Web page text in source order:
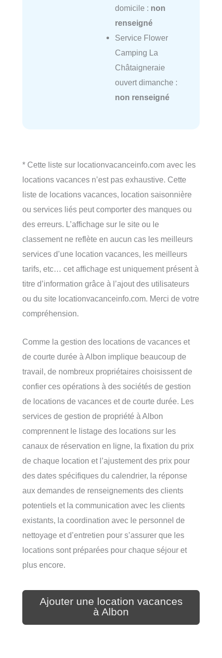
domicile : non
renseigné
Service Flower
Camping La
Châtaigneraie
ouvert dimanche :
non renseigné
* Cette liste sur locationvacanceinfo.com avec les
locations vacances n’est pas exhaustive. Cette
liste de locations vacances, location saisonnière
ou services liés peut comporter des manques ou
des erreurs. L’affichage sur le site ou le
classement ne reflète en aucun cas les meilleurs
services d’une location vacances, les meilleurs
tarifs, etc… cet affichage est uniquement présent à
titre d’information grâce à l’ajout des utilisateurs
ou du site locationvacanceinfo.com. Merci de votre
compréhension.
Comme la gestion des locations de vacances et
de courte durée à Albon implique beaucoup de
travail, de nombreux propriétaires choisissent de
confier ces opérations à des sociétés de gestion
de locations de vacances et de courte durée. Les
services de gestion de propriété à Albon
comprennent le listage des locations sur les
canaux de réservation en ligne, la fixation du prix
de chaque location et l’ajustement des prix pour
des dates spécifiques du calendrier, la réponse
aux demandes de renseignements des clients
potentiels et la communication avec les clients
existants, la coordination avec le personnel de
nettoyage et d’entretien pour s’assurer que les
locations sont préparées pour chaque séjour et
plus encore.
Ajouter une location vacances
à Albon